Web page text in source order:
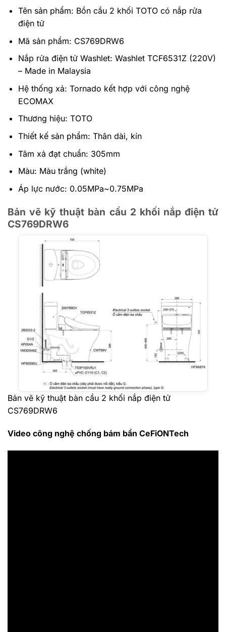
Tên sản phẩm: Bồn cầu 2 khối TOTO có nắp rửa
điện tử
Mã sản phẩm: CS769DRW6
Nắp rửa điện tử Washlet: Washlet TCF6531Z (220V)
– Made in Malaysia
Hệ thống xả: Tornado kết hợp với công nghệ
ECOMAX
Thương hiệu: TOTO
Thiết kế sản phẩm: Thân dài, kín
Tâm xả đạt chuẩn: 305mm
Màu: Màu trắng (white)
Áp lực nước: 0.05MPa~0.75MPa
Bản vẽ kỹ thuật bàn cầu 2 khối nắp điện tử
CS769DRW6
Bản vẽ kỹ thuật bàn cầu 2 khối nắp điện tử
CS769DRW6
Video công nghệ chống bám bẩn CeFiONTech